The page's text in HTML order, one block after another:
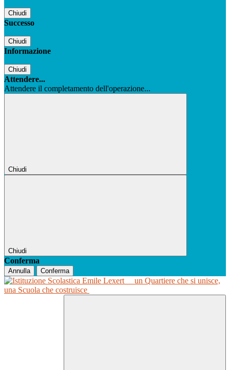
Chiudi
Successo
Chiudi
Informazione
Chiudi
Attendere...
Attendere il completamento dell'operazione...
Chiudi
Chiudi
Conferma
Annulla Conferma
un Quartiere che si unisce,
una Scuola che costruisce